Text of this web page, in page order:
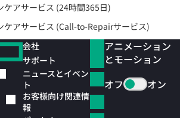
ケアサービス (24時間365日)
ケアサービス (Call-to-Repairサービス)
会社
サポート
ニュースとイベン
ト
お客様向け関連情
報
アニメーション
とモーション
オフ
オン